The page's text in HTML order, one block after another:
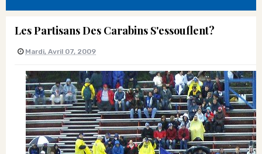
Les Partisans Des Carabins S'essouflent?
Mardi, Avril 07, 2009